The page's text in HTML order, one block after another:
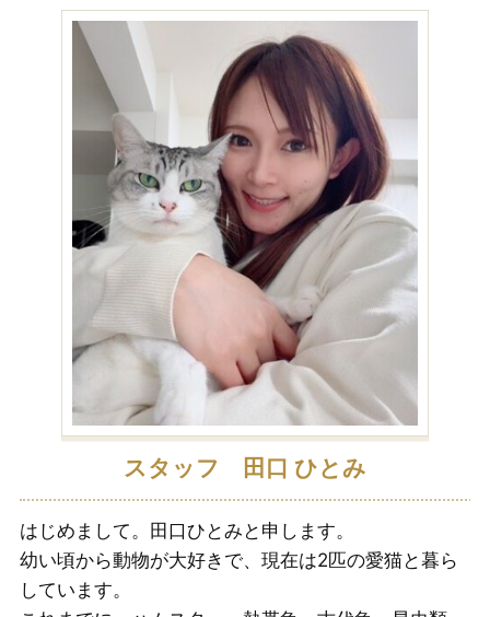
スタッフ 田口 ひとみ
はじめまして。田口ひとみと申します。
幼い頃から動物が大好きで、現在は2匹の愛猫と暮ら
しています。